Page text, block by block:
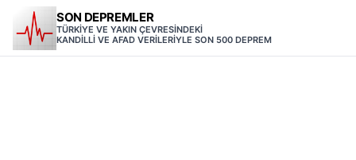
SON DEPREMLER
TÜRKİYE VE YAKIN ÇEVRESİNDEKİ
KANDİLLİ VE AFAD VERİLERİYLE SON 500 DEPREM